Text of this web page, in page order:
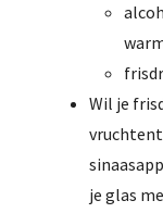
Wil je
je glas